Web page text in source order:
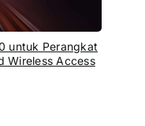
untuk Perangkat
Wireless Access